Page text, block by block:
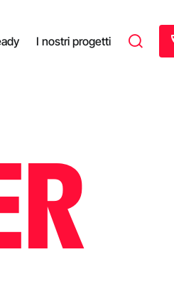
I nostri progetti